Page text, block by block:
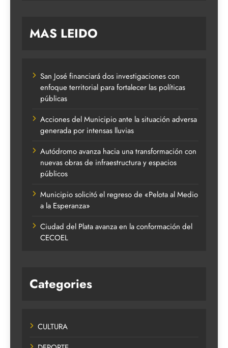
MAS LEIDO
San José financiará dos investigaciones con
enfoque territorial para fortalecer las políticas
públicas
Acciones del Municipio ante la situación adversa
generada por intensas lluvias
Autódromo avanza hacia una transformación con
nuevas obras de infraestructura y espacios
públicos
Municipio solicitó el regreso de «Pelota al Medio
a la Esperanza»
Ciudad del Plata avanza en la conformación del
CECOEL
Categories
CULTURA